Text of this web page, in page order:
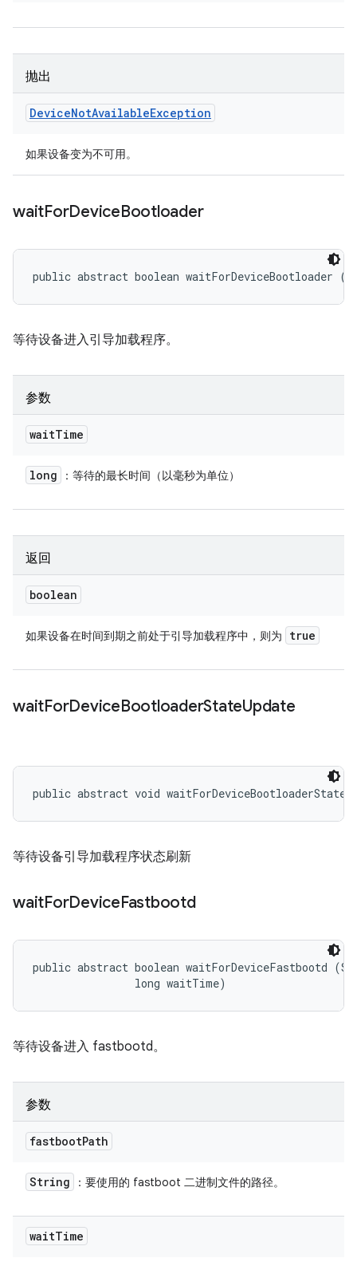
抛出
DeviceNotAvailableException
如果设备变为不可用。
waitForDeviceBootloader
public abstract boolean waitForDeviceBootloader
等待设备进入引导加载程序。
参数
waitTime
long ：等待的最长时间（以毫秒为单位）
返回
boolean
如果设备在时间到期之前处于引导加载程序中，则为 true
waitForDeviceBootloaderStateUpdate
public abstract void
等待设备引导加载程序状态刷新
waitForDeviceFastbootd
public abstract boolean waitForDeviceFastbootd
                long waitTime)
等待设备进入 fastbootd。
参数
fastbootPath
String ：要使用的 fastboot 二进制文件的路径。
waitTime